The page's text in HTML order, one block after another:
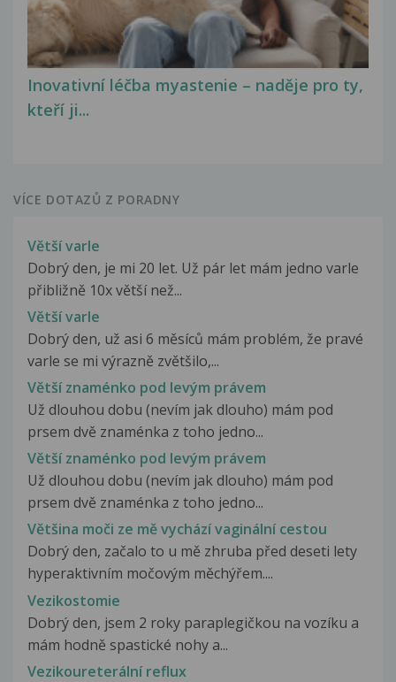
Inovativní léčba myastenie – naděje pro ty,
kteří ji...
VÍCE DOTAZŮ Z PORADNY
Větší varle
Dobrý den, je mi 20 let. Už pár let mám jedno varle
přibližně 10x větší než...
Větší varle
Dobrý den, už asi 6 měsíců mám problém, že pravé
varle se mi výrazně zvětšilo,...
Větší znaménko pod levým právem
Už dlouhou dobu (nevím jak dlouho) mám pod
prsem dvě znaménka z toho jedno...
Větší znaménko pod levým právem
Už dlouhou dobu (nevím jak dlouho) mám pod
prsem dvě znaménka z toho jedno...
Většina moči ze mě vychází vaginální cestou
Dobrý den, začalo to u mě zhruba před deseti lety
hyperaktivním močovým měchýřem....
Vezikostomie
Dobrý den, jsem 2 roky paraplegičkou na vozíku a
mám hodně spastické nohy a...
Vezikoureterální reflux